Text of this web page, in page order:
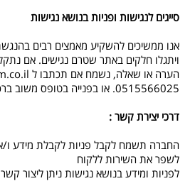
סייגים לנגישות ופניות בנושא נגישות
אנו ממשיכים להשקיע מאמצים רבים
ויתגלו חלקים באתר שטרם נגישים. אם
הערה או שאלה, נשמח אם תכתבו ל
0515566025. או בפנייה בטופס משוב ברכיב ההנגשה
דרכי יצירת קשר :
החברה תשמח לקבל פניות לקבלת מידע ו/
לשפר את השירות ללקוח
לפניות ומידע בנושא נגישות ניתן ליצור